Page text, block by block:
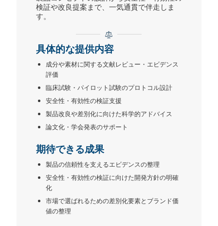
検証や改良提案まで、一気通貫で伴走しま
す。
具体的な提供内容
成分や素材に関する文献レビュー・エビデンス
評価
臨床試験・パイロット試験のプロトコル設計
安全性・有効性の検証支援
製品改良や差別化に向けた科学的アドバイス
論文化・学会発表のサポート
期待できる成果
製品の信頼性を支えるエビデンスの整理
安全性・有効性の検証に向けた開発方針の明確
化
市場で選ばれるための差別化要素とブランド価
値の整理